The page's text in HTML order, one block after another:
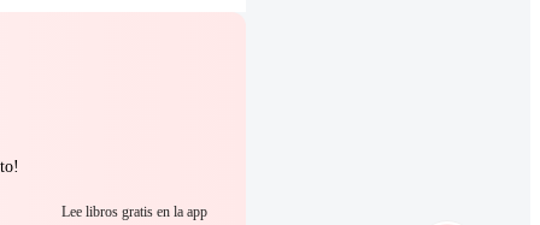
Lee libros gratis en la app